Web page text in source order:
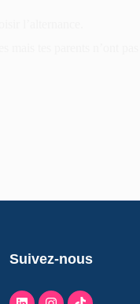
Suivez-nous